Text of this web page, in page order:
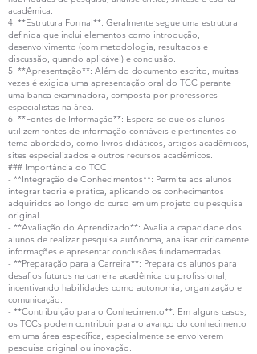
acadêmica.
4. **Estrutura Formal**: Geralmente segue uma estrutura
definida que inclui elementos como introdução,
desenvolvimento (com metodologia, resultados e
discussão, quando aplicável) e conclusão.
5. **Apresentação**: Além do documento escrito, muitas
vezes é exigida uma apresentação oral do TCC perante
uma banca examinadora, composta por professores
especialistas na área.
6. **Fontes de Informação**: Espera-se que os alunos
utilizem fontes de informação confiáveis e pertinentes ao
tema abordado, como livros didáticos, artigos acadêmicos,
sites especializados e outros recursos acadêmicos.
### Importância do TCC
- **Integração de Conhecimentos**: Permite aos alunos
integrar teoria e prática, aplicando os conhecimentos
adquiridos ao longo do curso em um projeto ou pesquisa
original.
- **Avaliação do Aprendizado**: Avalia a capacidade dos
alunos de realizar pesquisa autônoma, analisar criticamente
informações e apresentar conclusões fundamentadas.
- **Preparação para a Carreira**: Prepara os alunos para
desafios futuros na carreira acadêmica ou profissional,
incentivando habilidades como autonomia, organização e
comunicação.
- **Contribuição para o Conhecimento**: Em alguns casos,
os TCCs podem contribuir para o avanço do conhecimento
em uma área específica, especialmente se envolverem
pesquisa original ou inovação.